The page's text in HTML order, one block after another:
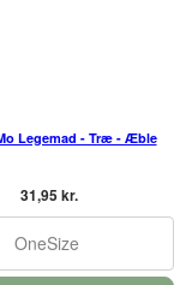
Legemad - Træ - Æble
31,95 kr.
OneSize